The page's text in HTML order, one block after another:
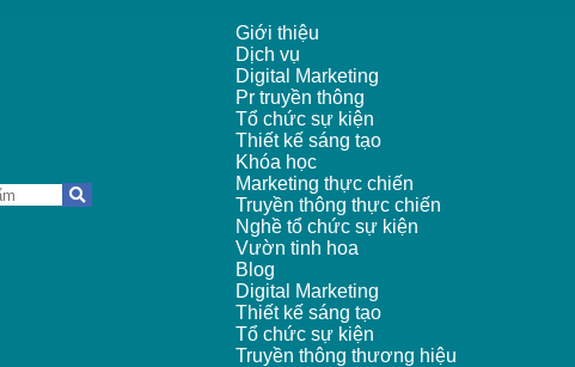
Giới thiệu
Dịch vụ
Digital Marketing
Pr truyền thông
Tổ chức sự kiện
Thiết kế sáng tạo
Khóa học
Marketing thực chiến
Truyền thông thực chiến
Nghề tổ chức sự kiện
Vườn tinh hoa
Blog
Digital Marketing
Thiết kế sáng tạo
Tổ chức sự kiện
Truyền thông thương hiệu